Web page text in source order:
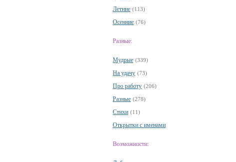
Летние (113)
Осенние (76)
Разные:
Мудрые (339)
На удачу (73)
Про работу (206)
Разные (278)
Стихи (11)
Открытки с именами
Возможности: